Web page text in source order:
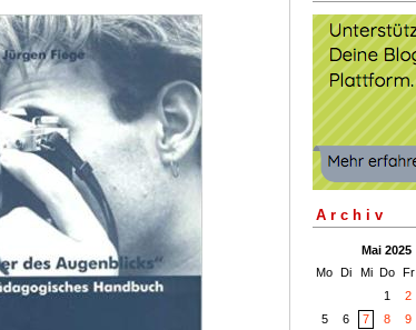
Archiv
Mai 2025
Mo Di Mi Do Fr
1
2
5
6 7 8 9